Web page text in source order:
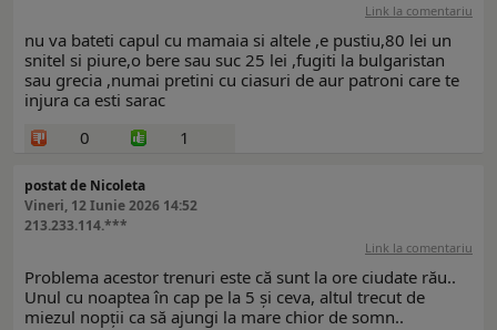
Link la comentariu
nu va bateti capul cu mamaia si altele ,e pustiu,80 lei un
snitel si piure,o bere sau suc 25 lei ,fugiti la bulgaristan
sau grecia ,numai pretini cu ciasuri de aur patroni care te
injura ca esti sarac
0
1
postat de Nicoleta
Vineri, 12 Iunie 2026 14:52
213.233.114.***
Link la comentariu
Problema acestor trenuri este că sunt la ore ciudate rău..
Unul cu noaptea în cap pe la 5 și ceva, altul trecut de
miezul nopții ca să ajungi la mare chior de somn..